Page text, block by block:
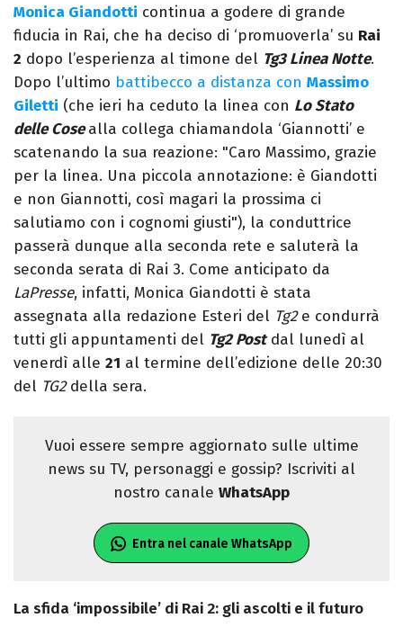
Monica Giandotti continua a godere di grande
fiducia in Rai, che ha deciso di ‘promuoverla’ su Rai
2 dopo l’esperienza al timone del Tg3 Linea Notte.
Dopo l’ultimo battibecco a distanza con Massimo
Giletti (che ieri ha ceduto la linea con Lo Stato
delle Cosealla collega chiamandola ‘Giannotti’ e
scatenando la sua reazione: "Caro Massimo, grazie
per la linea. Una piccola annotazione: è Giandotti
e non Giannotti, così magari la prossima ci
salutiamo con i cognomi giusti"), la conduttrice
passerà dunque alla seconda rete e saluterà la
seconda serata di Rai 3. Come anticipato da
LaPresse, infatti, Monica Giandotti è stata
assegnata alla redazione Esteri del Tg2e condurrà
tutti gli appuntamenti del Tg2 Postdal lunedì al
venerdì alle 21 al termine dell’edizione delle 20:30
del TG2della sera.
Vuoi essere sempre aggiornato sulle ultime
news su TV, personaggi e gossip? Iscriviti al
nostro canale WhatsApp
Entra nel canale WhatsApp
La sfida ‘impossibile’ di Rai 2: gli ascolti e il futuro